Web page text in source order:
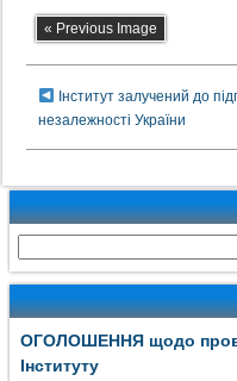
« Previous Image
Інститут залучений до
незалежності України
ОГОЛОШЕННЯ щодо
Інституту